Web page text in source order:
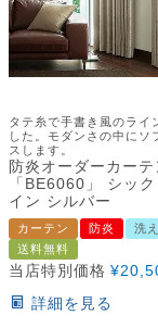
タテ糸で手書き風のライ
した。モダンさの中にソ
スします。
防炎オーダーカーテ
「BE6060」 シッ
イン シルバー
カーテン 防炎
洗
送料無料
当店特別価格 ¥
詳細を見る